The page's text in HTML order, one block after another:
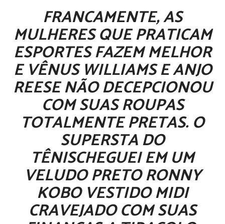
FRANCAMENTE, AS
MULHERES QUE PRATICAM
ESPORTES FAZEM MELHOR
EVÊNUS WILLIAMSEANJO
REESENÃO DECEPCIONOU
COM SUAS ROUPAS
TOTALMENTE PRETAS. O
SUPERSTA DO
TÊNISCHEGUEI EM UM
VELUDO PRETORONNY
KOBOVESTIDO MIDI
CRAVEJADO COM SUAS